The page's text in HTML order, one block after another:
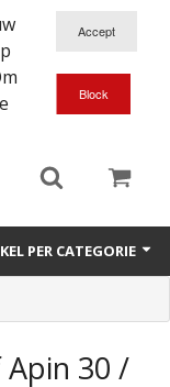
PER CATEGORIE
30 /